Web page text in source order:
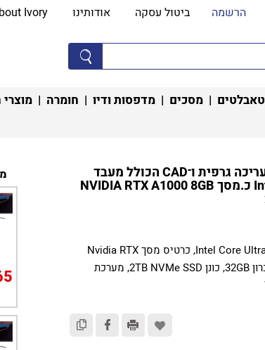
הרשמה ביטול עסקה אודותינו Ivory
טאבלטים | מסכים | מדפסות ודיו | חומרה |
מחשב נייח IVORY לעריכה גרפית ו־CAD הכולל מעבד
Intel Core Ultra 9 285 כ.מסך NVIDIA RTX A1000 8GB
מחשב נייח, מעבד Intel Core Ultra 9 285, כרטיס מסך Nvidia RTX
A1000 8GB, לוח B860, זכרון 32GB, כונן 2TB NVMe SSD, מערכת